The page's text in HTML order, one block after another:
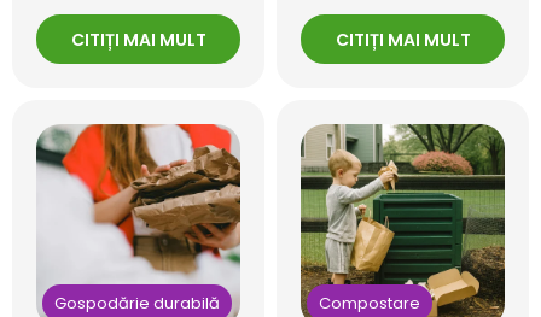
CITIȚI MAI MULT CITIȚI MAI MULT
Gospodărie durabilă Compostare